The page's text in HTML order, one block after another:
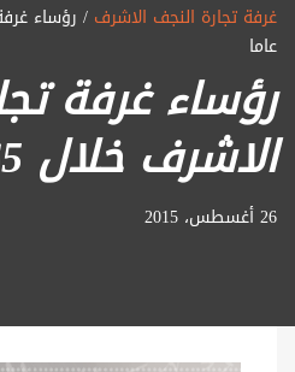
غرفة تجارة النجف الاشرف
عاما
رؤساء غرفة
الاشرف خلال 65 عاما
26 أغسطس، 2015